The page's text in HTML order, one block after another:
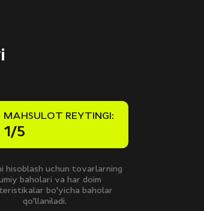
MAHSULOT REYTINGI:
1/5
hisoblash uchun tovarlarning
baholari va har doim
bo'yicha baholar
qo'llaniladi.